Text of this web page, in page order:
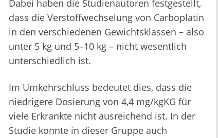
Dabei haben die Studienautoren festgestellt,
dass die Verstoffwechselung von Carboplatin
in den verschiedenen Gewichtsklassen – also
unter 5 kg und 5–10 kg – nicht wesentlich
unterschiedlich ist.
Im Umkehrschluss bedeutet dies, dass die
niedrigere Dosierung von 4,4 mg/kgKG für
viele Erkrankte nicht ausreichend ist. In der
Studie konnte in dieser Gruppe auch